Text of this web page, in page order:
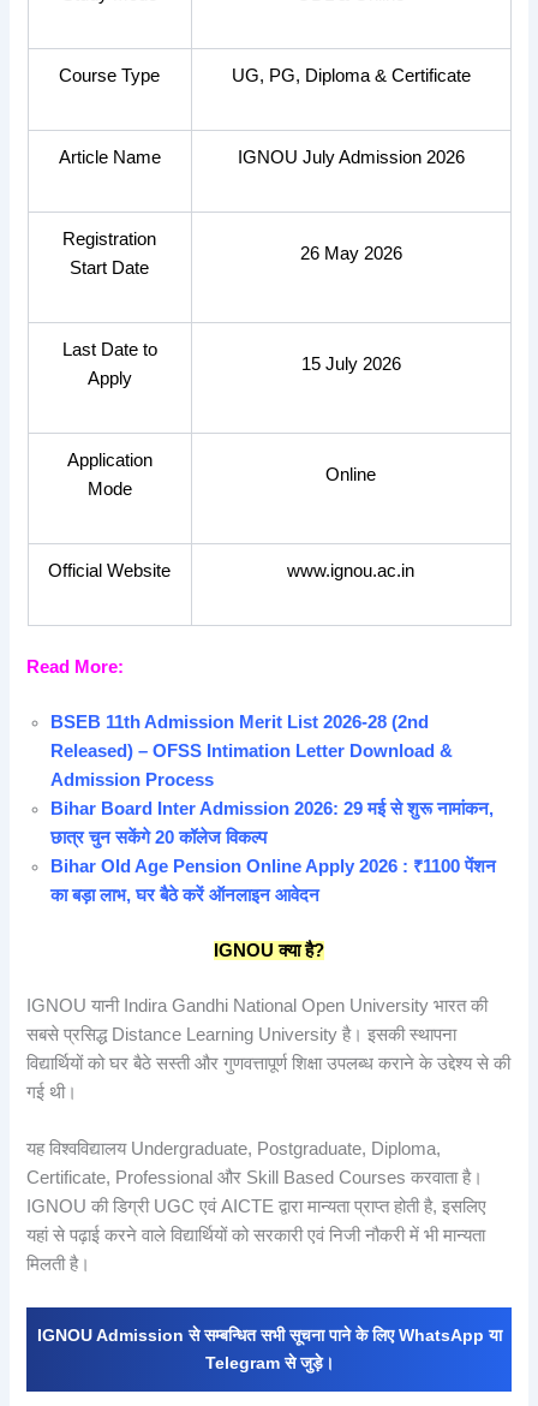
Course Type UG, PG, Diploma & Certificate
Article Name IGNOU July Admission 2026
Registration
Start Date
26 May 2026
Last Date to
Apply
15 July 2026
Application
Mode
Online
Official Website www.ignou.ac.in
Read More:
BSEB 11th Admission Merit List 2026-28 (2nd
Released) – OFSS Intimation Letter Download &
Admission Process
Bihar Board Inter Admission 2026: 29 मई से शुरू नामांकन,
छात्र चुन सकेंगे 20 कॉलेज विकल्प
Bihar Old Age Pension Online Apply 2026 : ₹1100 पेंशन
का बड़ा लाभ, घर बैठे करें ऑनलाइन आवेदन
IGNOUक्याहै?
IGNOU यानी Indira Gandhi National Open University भारत की
सबसे प्रसिद्ध Distance Learning University है। इसकी स्थापना
विद्यार्थियों को घर बैठे सस्ती और गुणवत्तापूर्ण शिक्षा उपलब्ध कराने के उद्देश्य से की
गई थी।
यह विश्वविद्यालय Undergraduate, Postgraduate, Diploma,
Certificate, Professional और Skill Based Courses करवाता है।
IGNOU की डिग्री UGC एवं AICTE द्वारा मान्यता प्राप्त होती है, इसलिए
यहां से पढ़ाई करने वाले विद्यार्थियों को सरकारी एवं निजी नौकरी में भी मान्यता
मिलती है।
IGNOU Admission से सम्बन्धित सभी सूचना पाने के लिए WhatsApp या
Telegram से जुड़े।